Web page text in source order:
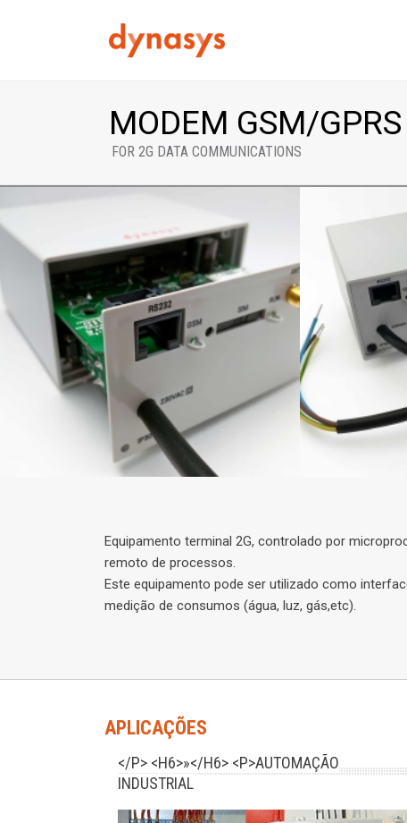
MODEM GSM/GPRS
FOR 2G DATA COMMUNICATIONS
Equipamento terminal 2G, controlado por
remoto de processos.
Este equipamento pode ser utilizado como
medição de consumos (água, luz, gás,etc).
APLICAÇÕES
</P> <H6>»</H6> <P>AUTOMAÇÃO
INDUSTRIAL